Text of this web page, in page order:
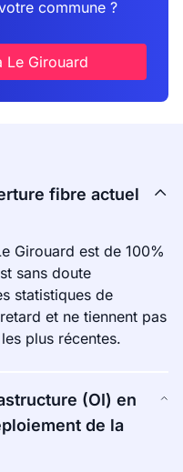
commune ?
Le Girouard
fibre actuel
Girouard est de 100%
sans doute
statistiques de
et ne tiennent pas
plus récentes.
(OI) en
de la